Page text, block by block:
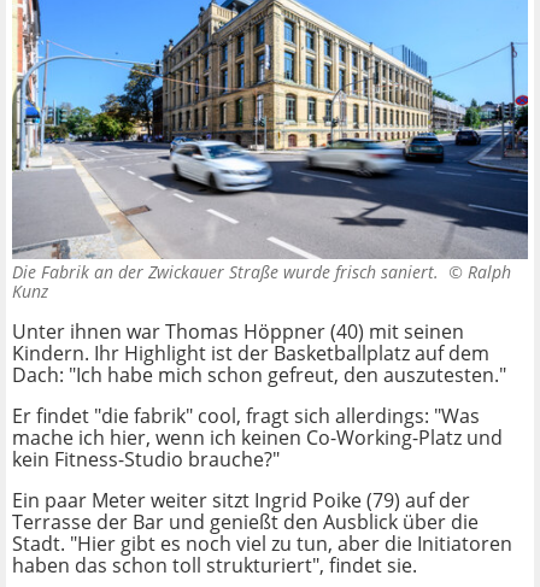
Die Fabrik an der Zwickauer Straße wurde frisch saniert. © Ralph
Kunz
Unter ihnen war Thomas Höppner (40) mit seinen
Kindern. Ihr Highlight ist der Basketballplatz auf dem
Dach: "Ich habe mich schon gefreut, den auszutesten."
Er findet "die fabrik" cool, fragt sich allerdings: "Was
mache ich hier, wenn ich keinen Co-Working-Platz und
kein Fitness-Studio brauche?"
Ein paar Meter weiter sitzt Ingrid Poike (79) auf der
Terrasse der Bar und genießt den Ausblick über die
Stadt. "Hier gibt es noch viel zu tun, aber die Initiatoren
haben das schon toll strukturiert", findet sie.